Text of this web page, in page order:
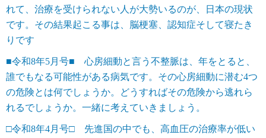
れて、治療を受けられない人が大勢いるのが、日本の現状
です。その結果起こる事は、脳梗塞、認知症そして寝たき
りです
■令和8年5月号■ 心房細動と言う不整脈は、年をとると、
誰でもなる可能性がある病気です。その心房細動に潜む4つ
の危険とは何でしょうか。どうすればその危険から逃れら
れるでしょうか。一緒に考えていきましょう。
□令和8年4月号□ 先進国の中でも、高血圧の治療率が低い